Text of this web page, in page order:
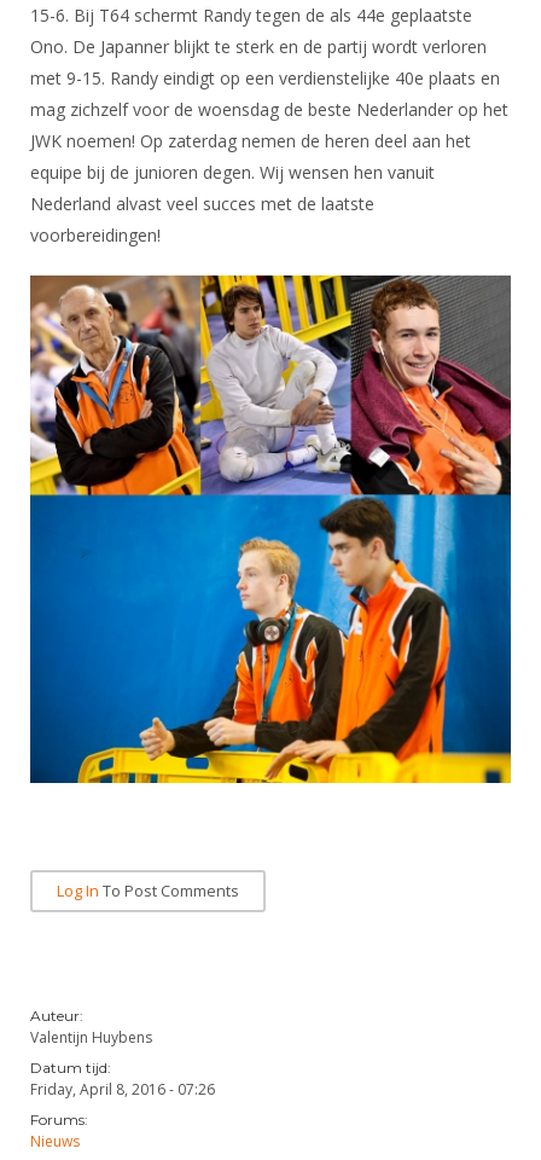
Formulieren
Alle Verenigingen
Nieuws
Verenigingsondersteuning
Witte Vlekkenplan
Overschrijven leden
JEC
Veteranenwedstrijden
Wedstrijdorganisatie
Nieuws
Aanvragen van scheidsrechters
Import inschrijvingen uit Nahouw
Verwerk wedstrijduitslagen
NK organiseren
Promotie en logo
Scheidsrechterslijst
Scheidsrechter Documentatie
Opleidingen
Tuchtzaken
Archief
Bibliotheek
ALV
Touché
15-6. Bij T64 schermt Randy tegen de als 44e geplaatste
Ono. De Japanner blijkt te sterk en de partij wordt verloren
met 9-15. Randy eindigt op een verdienstelijke 40e plaats en
mag zichzelf voor de woensdag de beste Nederlander op het
JWK noemen! Op zaterdag nemen de heren deel aan het
equipe bij de junioren degen. Wij wensen hen vanuit
Nederland alvast veel succes met de laatste
voorbereidingen!
Log In To Post Comments
Auteur:
Valentijn Huybens
Datum tijd:
Friday, April 8, 2016 - 07:26
Forums:
Nieuws